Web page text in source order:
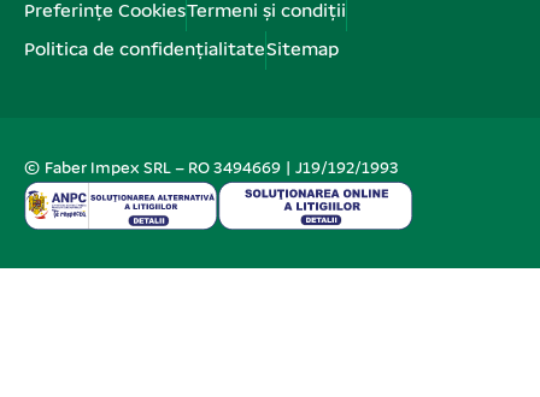
Preferințe CookiesTermeni și condiții
Politica de confidențialitateSitemap
© Faber Impex SRL – RO 3494669 | J19/192/1993